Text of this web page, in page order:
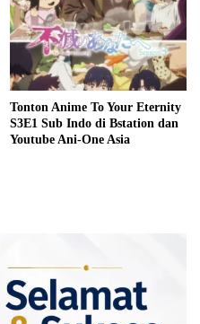
Tonton Anime To Your Eternity
S3E1 Sub Indo di Bstation dan
Youtube Ani-One Asia